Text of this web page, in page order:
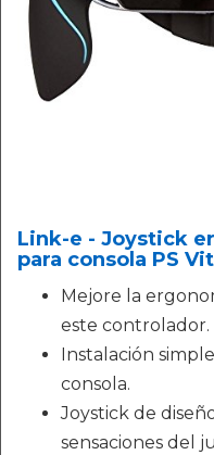
Link-e - Joystick
para consola PS
Mejore la
este controlador.
Instalación
consola.
Joystick de
sensaciones del